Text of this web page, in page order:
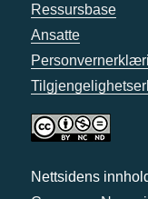
Ressursbase
Ansatte
Nettsidens